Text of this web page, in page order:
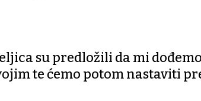
su predložili da mi
te ćemo potom nastaviti